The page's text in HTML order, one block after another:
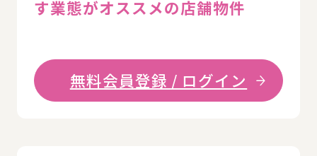
す業態がオススメの店舗物件
無料会員登録 / ログイン